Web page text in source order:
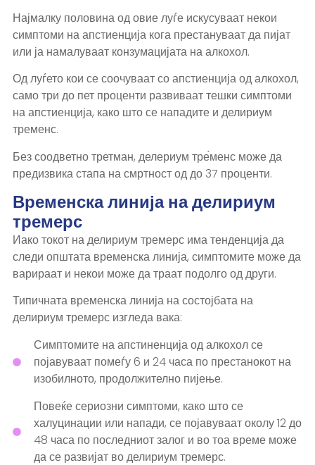
Најмалку половина од овие луѓе искусуваат некои
симптоми на апстиенција кога престануваат да пијат
или ја намалуваат конзумацијата на алкохол.
Од луѓето кои се соочуваат со апстиенција од алкохол,
само три до пет проценти развиваат тешки симптоми
на апстиенција, како што се нападите и делириум
тременс.
Без соодветно третман, делериум тре́менс може да
предизвика стапа на смртност од до 37 проценти.
Временска линија на делириум
тремерс
Иако токот на делириум тремерс има тенденција да
следи општата временска линија, симптомите може да
варираат и некои може да траат подолго од други.
Типичната временска линија на состојбата на
делириум тремерс изгледа вака:
Симптомите на апстиненција од алкохол се
појавуваат помеѓу 6 и 24 часа по престанокот на
изобилното, продолжително пијење.
Повеќе сериозни симптоми, како што се
халуцинации или напади, се појавуваат околу 12 до
48 часа по последниот залог и во тоа време може
да се развијат во делириум тремерс.